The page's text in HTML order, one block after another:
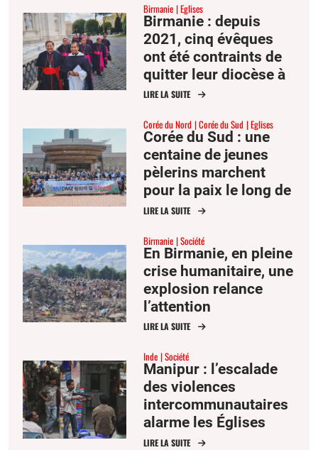
Birmanie Eglises
Birmanie : depuis
2021, cinq évêques
ont été contraints de
quitter leur diocèse à
cause de la guerre
LIRE LA SUITE
Corée du Nord Corée du Sud Eglises
Corée du Sud : une
centaine de jeunes
pèlerins marchent
pour la paix le long de
la frontière
LIRE LA SUITE
Birmanie Société
En Birmanie, en pleine
crise humanitaire, une
explosion relance
l’attention
internationale
LIRE LA SUITE
Inde Société
Manipur : l’escalade
des violences
intercommunautaires
alarme les Églises
indiennes
LIRE LA SUITE